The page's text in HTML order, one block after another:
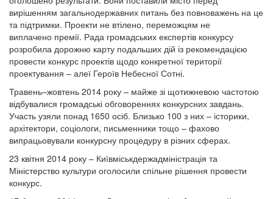
вирішенням загальнодержавних питань без повноважень на це
та підтримки. Проекти не втілено, переможцям не
виплачено премії. Рада громадських експертів конкурсу
розробила дорожню карту подальших дій із рекомендацією
провести конкурс проектів щодо конкретної території
проектування – алеї Героїв Небесної Сотні.
Травень–жовтень 2014 року – майже зі щотижневою частотою
відбувалися громадські обговореннях конкурсних завдань.
Участь узяли понад 1650 осіб. Близько 100 з них – історики,
архітектори, соціологи, письменники тощо – фахово
випрацьовували конкурсну процедуру в різних сферах.
23 квітня 2014 року – Київміськдержадміністрація та
Міністерство культури оголосили спільне рішення провести
конкурс.